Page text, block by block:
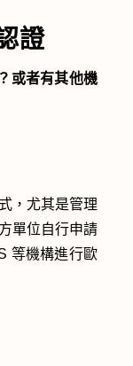
證
或者有其他機
，尤其是管理
單位自行申請
等機構進行歐